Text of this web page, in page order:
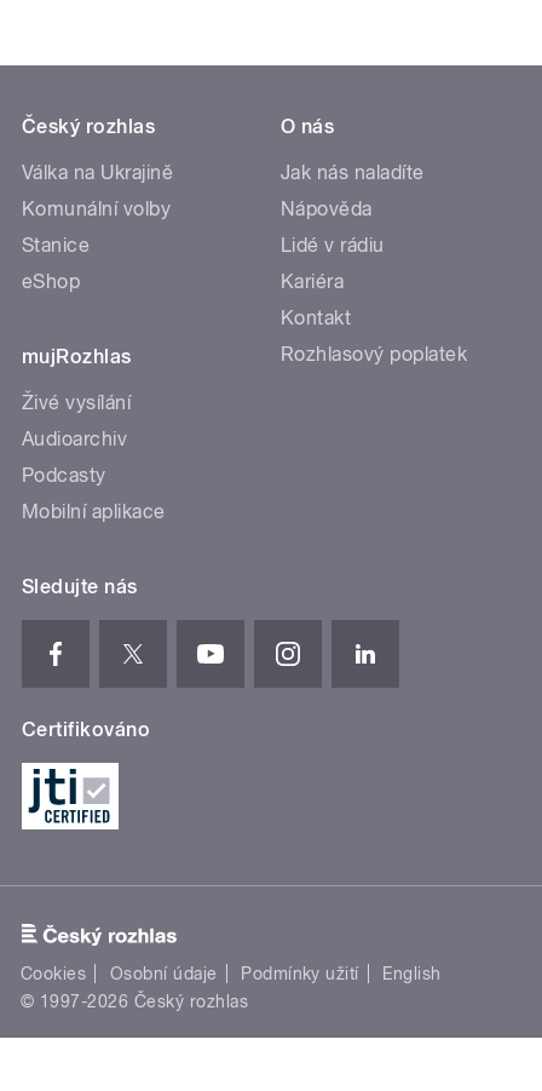
Český rozhlas
Válka na Ukrajině
Komunální volby
Stanice
eShop
mujRozhlas
Živé vysílání
Audioarchiv
Podcasty
Mobilní aplikace
O nás
Jak nás naladíte
Nápověda
Lidé v rádiu
Kariéra
Kontakt
Rozhlasový poplatek
Sledujte nás
Certifikováno
Cookies Osobní údaje Podmínky užití
English
© 1997-2026 Český rozhlas